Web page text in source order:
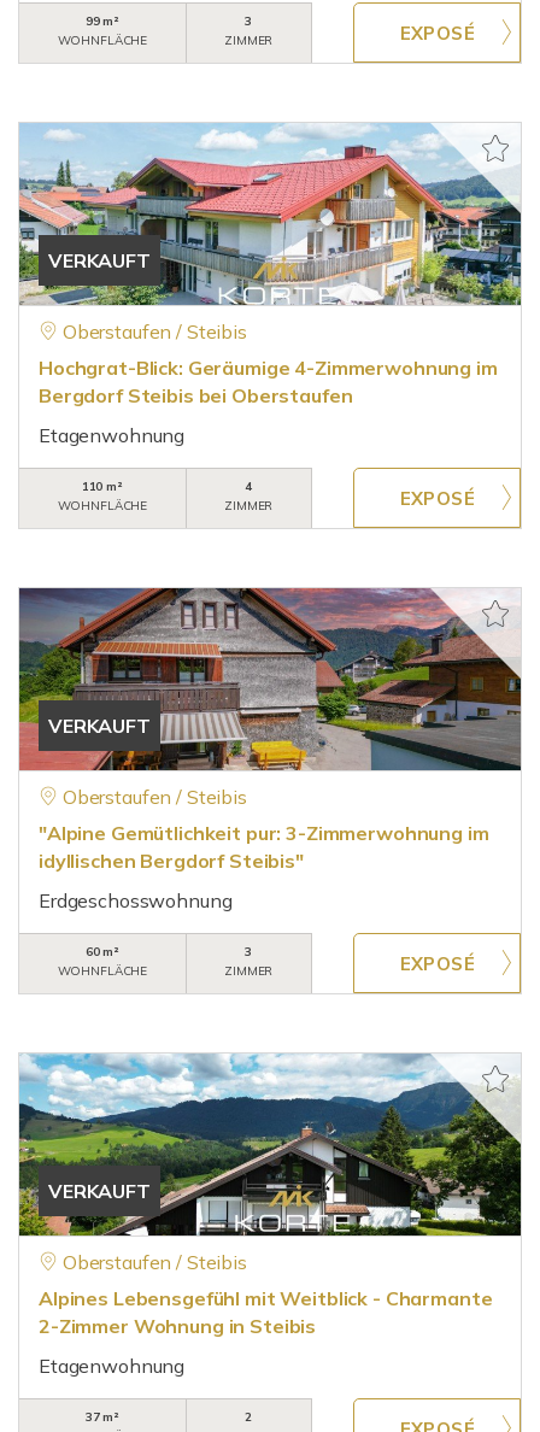
99 m²
WOHNFLÄCHE
3
ZIMMER
VERKAUFT
Oberstaufen / Steibis
Hochgrat-Blick: Geräumige 4-Zimmerwohnung im
Bergdorf Steibis bei Oberstaufen
Etagenwohnung
110 m²
WOHNFLÄCHE
4
ZIMMER
VERKAUFT
Oberstaufen / Steibis
"Alpine Gemütlichkeit pur: 3-Zimmerwohnung im
idyllischen Bergdorf Steibis"
Erdgeschosswohnung
60 m²
WOHNFLÄCHE
3
ZIMMER
VERKAUFT
Oberstaufen / Steibis
Alpines Lebensgefühl mit Weitblick - Charmante
2-Zimmer Wohnung in Steibis
Etagenwohnung
37 m²
2